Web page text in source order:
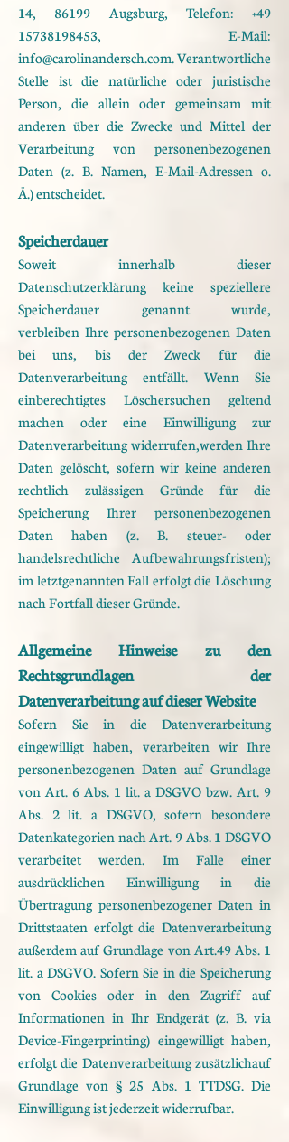
14, 86199 Augsburg, Telefon: +49
15738198453, E-Mail:
info@carolinandersch.com.Verantwortliche
Stelle ist die natürliche oder juristische
Person, die allein oder gemeinsam mit
anderen über die Zwecke und Mittel der
Verarbeitung von personenbezogenen
Daten (z. B. Namen, E-Mail-Adressen o.
Ä.)entscheidet.
Speicherdauer
Soweit innerhalb dieser
Datenschutzerklärung keine speziellere
Speicherdauer genannt wurde,
verbleiben Ihre personenbezogenen Daten
bei uns, bis der Zweck für die
Datenverarbeitung entfällt. Wenn Sie
einberechtigtes Löschersuchen geltend
machen oder eine Einwilligung zur
Datenverarbeitung widerrufen,werden Ihre
Daten gelöscht, sofern wir keine anderen
rechtlich zulässigen Gründe für die
Speicherung Ihrer personenbezogenen
Daten haben (z. B. steuer- oder
handelsrechtliche Aufbewahrungsfristen);
im letztgenannten Fall erfolgt die Löschung
nach Fortfall dieser Gründe.
Allgemeine Hinweise zu den
Rechtsgrundlagen der
Datenverarbeitung auf dieser Website
Sofern Sie in die Datenverarbeitung
eingewilligt haben, verarbeiten wir Ihre
personenbezogenen Daten auf Grundlage
von Art. 6 Abs. 1 lit. a DSGVO bzw. Art. 9
Abs. 2 lit. a DSGVO, sofern besondere
Datenkategorien nach Art. 9 Abs. 1 DSGVO
verarbeitet werden. Im Falle einer
ausdrücklichen Einwilligung in die
Übertragung personenbezogener Daten in
Drittstaaten erfolgt die Datenverarbeitung
außerdem auf Grundlage von Art.49 Abs. 1
lit. a DSGVO. Sofern Sie in die Speicherung
von Cookies oder in den Zugriff auf
Informationen in Ihr Endgerät (z. B. via
Device-Fingerprinting) eingewilligt haben,
erfolgt die Datenverarbeitung zusätzlichauf
Grundlage von § 25 Abs. 1 TTDSG. Die
Einwilligung ist jederzeit widerrufbar.